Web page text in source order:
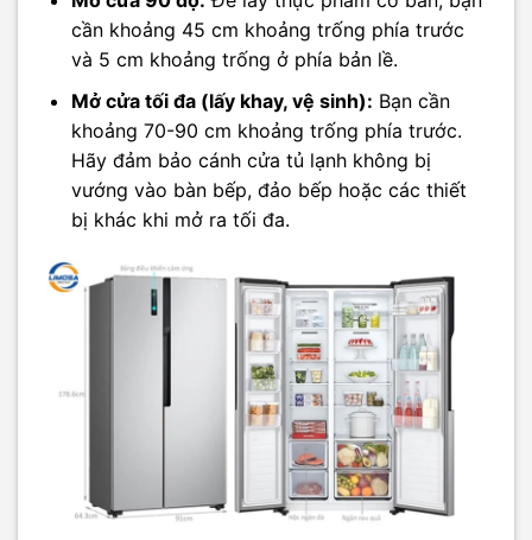
cần khoảng 45 cm khoảng trống phía trước
và 5 cm khoảng trống ở phía bản lề.
Mở cửa tối đa (lấy khay, vệ sinh): Bạn cần
khoảng 70-90 cm khoảng trống phía trước.
Hãy đảm bảo cánh cửa tủ lạnh không bị
vướng vào bàn bếp, đảo bếp hoặc các thiết
bị khác khi mở ra tối đa.